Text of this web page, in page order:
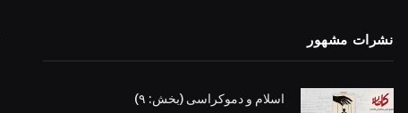
نشرات مشهور
اسلام و دموکراسی (بخش: ۹)